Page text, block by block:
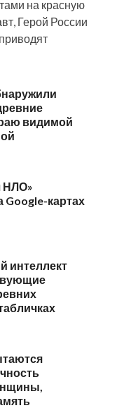
на красную
Герой России
видимой
НЛО»
картах
интеллект